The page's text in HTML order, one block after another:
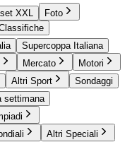
XXL
Foto
Supercoppa Italiana
Mercato
Motori
Altri Sport
Sondaggi
settimana
Altri Speciali